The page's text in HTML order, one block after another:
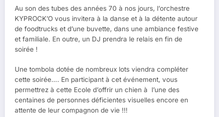
Au son des tubes des années 70 à nos jours, l’orchestre
KYPROCK’O vous invitera à la danse et à la détente autour
de foodtrucks et d’une buvette, dans une ambiance festive
et familiale. En outre, un DJ prendra le relais en fin de
soirée !
Une tombola dotée de nombreux lots viendra compléter
cette soirée…. En participant à cet événement, vous
permettrez à cette Ecole d’offrir un chien à l’une des
centaines de personnes déficientes visuelles encore en
attente de leur compagnon de vie !!!